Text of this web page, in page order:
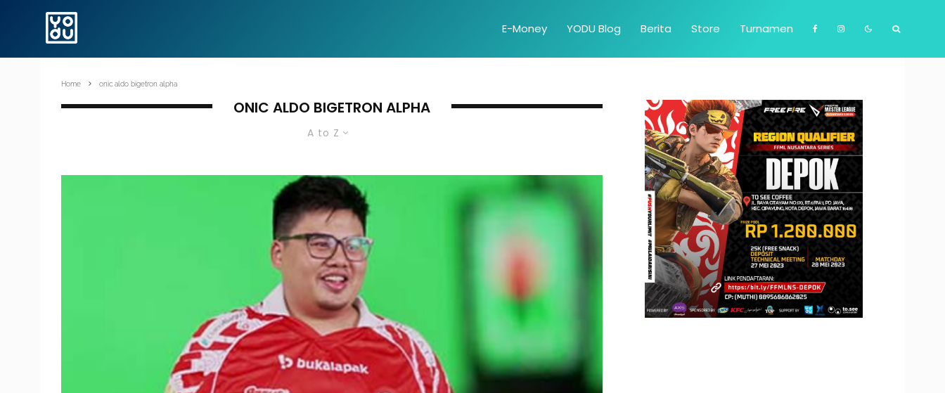
E-Money YODU Blog Berita Store Turnamen
Home onic aldo bigetron alpha
ONIC ALDO BIGETRON ALPHA
A to Z